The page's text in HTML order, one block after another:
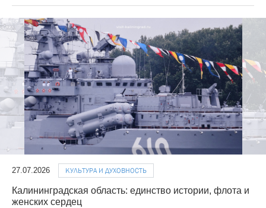
27.07.2026 КУЛЬТУРА И ДУХОВНОСТЬ
Калининградская область: единство истории, флота и
женских сердец